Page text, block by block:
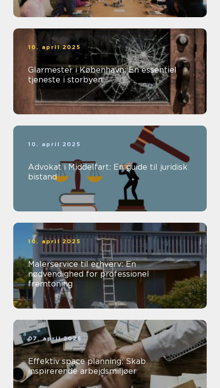
10. april 2025
Glarmester i København: En essentiel
tjeneste i storbyen
10. april 2025
Advokat i Middelfart: En guide til juridisk
bistand
10. april 2025
Malerservice til erhverv: En
nødvendighed for professionel
fremtoning
07. april 2025
Effektiv space planning: Skab
inspirerende arbejdsmiljøer